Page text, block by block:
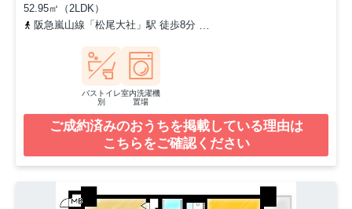
52.95㎡（2LDK）
阪急嵐山線「松尾大社」駅 徒歩8分
バストイレ
別
室内洗濯機
置場
ご成約済みのおうちを掲載している理由は
こちらをご確認ください